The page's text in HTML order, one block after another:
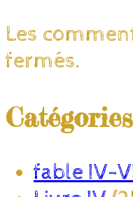
Les
fermés.
Catégories
fable IV-